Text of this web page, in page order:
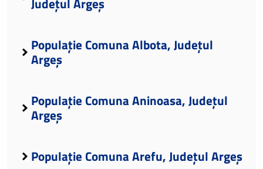
Populație Comuna Albota, Județul
Argeș
Populație Comuna Aninoasa, Județul
Argeș
Populație Comuna Arefu, Județul Argeș